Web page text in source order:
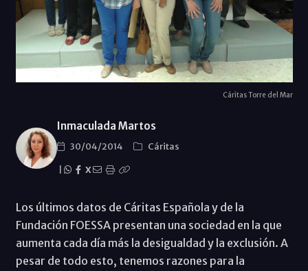
Cáritas Torre del Mar
Inmaculada Martos
30/04/2014
Cáritas
X
Los últimos datos de Cáritas Española y de la
Fundación FOESSA presentan una sociedad en la que
aumenta cada día más la desigualdad y la exclusión. A
pesar de todo esto, tenemos razones para la